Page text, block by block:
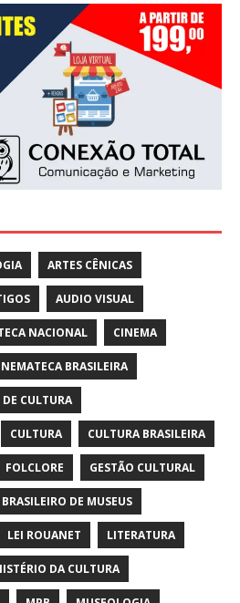
ARTES CÊNICAS
AUDIO VISUAL
NACIONAL CINEMA
BRASILEIRA
CULTURA
CULTURA CULTURA BRASILEIRA
FOLCLORE GESTÃO CULTURAL
DE MUSEUS
LEI ROUANET LITERATURA
DA CULTURA